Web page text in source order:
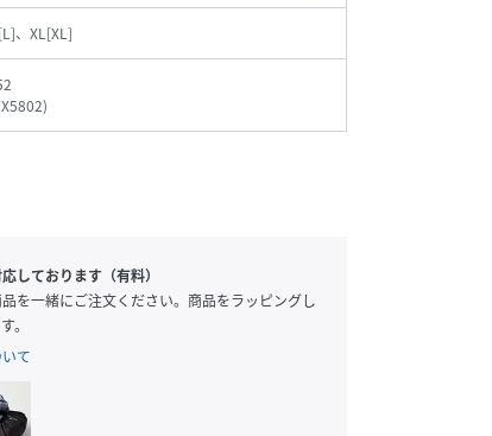
、XL[XL]
)
しております（有料）
を一緒にご注文ください。商品をラッピングし
。
て